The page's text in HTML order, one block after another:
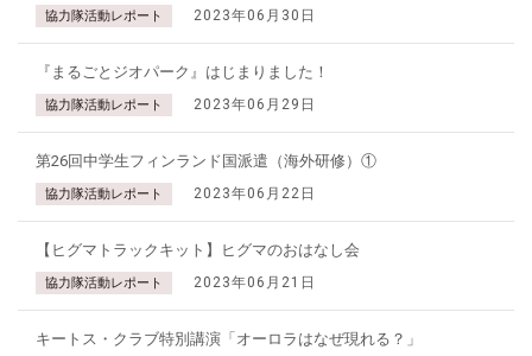
協力隊活動レポート 2023年06月30日
『まるごとジオパーク』はじまりました！
協力隊活動レポート 2023年06月29日
第26回中学生フィンランド国派遣（海外研修）①
協力隊活動レポート 2023年06月22日
【ヒグマトラックキット】ヒグマのおはなし会
協力隊活動レポート 2023年06月21日
キートス・クラブ特別講演「オーロラはなぜ現れる？」